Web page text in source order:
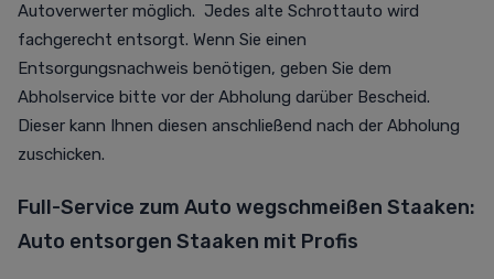
Autoverwerter möglich. Jedes alte Schrottauto wird
fachgerecht entsorgt. Wenn Sie einen
Entsorgungsnachweis benötigen, geben Sie dem
Abholservice bitte vor der Abholung darüber Bescheid.
Dieser kann Ihnen diesen anschließend nach der Abholung
zuschicken.
Full-Service zum Auto wegschmeißen Staaken:
Auto entsorgen Staaken mit Profis